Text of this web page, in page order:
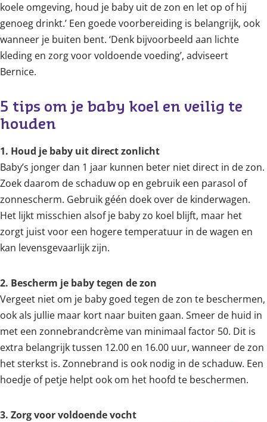
koele omgeving, houd je baby uit de zon en let op of hij
genoeg drinkt.’ Een goede voorbereiding is belangrijk, ook
wanneer je buiten bent. ‘Denk bijvoorbeeld aan lichte
kleding en zorg voor voldoende voeding’, adviseert
Bernice.
5 tips om je baby koel en veilig te
houden
1. Houd je baby uit direct zonlicht
Baby’s jonger dan 1 jaar kunnen beter niet direct in de zon.
Zoek daarom de schaduw op en gebruik een parasol of
zonnescherm. Gebruik géén doek over de kinderwagen.
Het lijkt misschien alsof je baby zo koel blijft, maar het
zorgt juist voor een hogere temperatuur in de wagen en
kan levensgevaarlijk zijn.
2. Bescherm je baby tegen de zon
Vergeet niet om je baby goed tegen de zon te beschermen,
ook als jullie maar kort naar buiten gaan. Smeer de huid in
met een zonnebrandcrème van minimaal factor 50. Dit is
extra belangrijk tussen 12.00 en 16.00 uur, wanneer de zon
het sterkst is. Zonnebrand is ook nodig in de schaduw. Een
hoedje of petje helpt ook om het hoofd te beschermen.
3. Zorg voor voldoende vocht